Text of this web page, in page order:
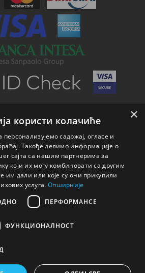
×
користи колачиће
садржај, огласе и
Такође делимо информације о
сајта са нашим партнерима за
који их могу комбиновати са другим
им дали или које су они прикупили
услуга. Опширније
ПЕРФОРМАНСЕ
ФУНКЦИОНАЛНОСТ